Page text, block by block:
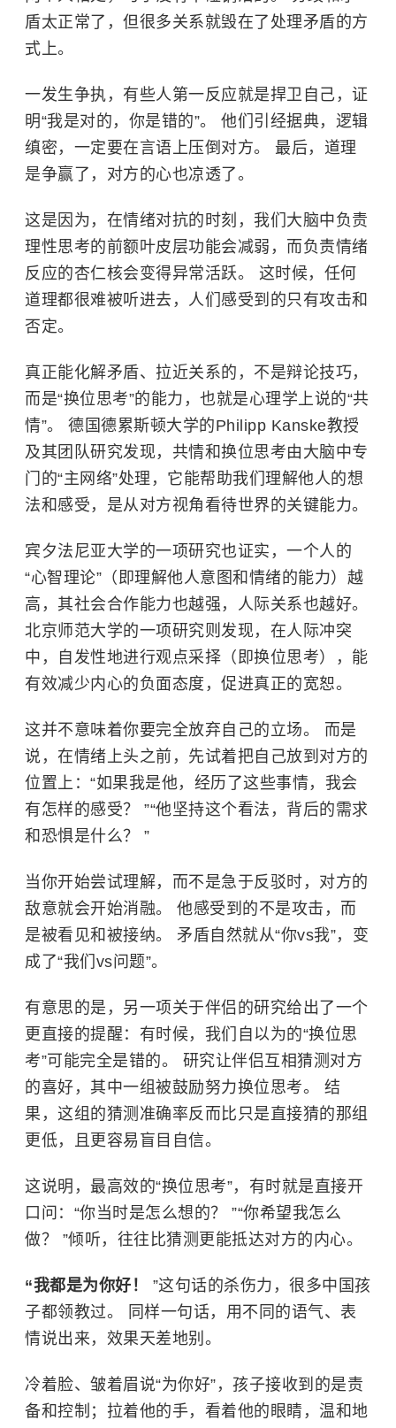
盾太正常了，但很多关系就毁在了处理矛盾的方
式上。
一发生争执，有些人第一反应就是捍卫自己，证
明“我是对的，你是错的”。 他们引经据典，逻辑
缜密，一定要在言语上压倒对方。 最后，道理
是争赢了，对方的心也凉透了。
这是因为，在情绪对抗的时刻，我们大脑中负责
理性思考的前额叶皮层功能会减弱，而负责情绪
反应的杏仁核会变得异常活跃。 这时候，任何
道理都很难被听进去，人们感受到的只有攻击和
否定。
真正能化解矛盾、拉近关系的，不是辩论技巧，
而是“换位思考”的能力，也就是心理学上说的“共
情”。 德国德累斯顿大学的Philipp Kanske教授
及其团队研究发现，共情和换位思考由大脑中专
门的“主网络”处理，它能帮助我们理解他人的想
法和感受，是从对方视角看待世界的关键能力。
宾夕法尼亚大学的一项研究也证实，一个人的
“心智理论”（即理解他人意图和情绪的能力）越
高，其社会合作能力也越强，人际关系也越好。
北京师范大学的一项研究则发现，在人际冲突
中，自发性地进行观点采择（即换位思考），能
有效减少内心的负面态度，促进真正的宽恕。
这并不意味着你要完全放弃自己的立场。 而是
说，在情绪上头之前，先试着把自己放到对方的
位置上：“如果我是他，经历了这些事情，我会
有怎样的感受？ ”“他坚持这个看法，背后的需求
和恐惧是什么？ ”
当你开始尝试理解，而不是急于反驳时，对方的
敌意就会开始消融。 他感受到的不是攻击，而
是被看见和被接纳。 矛盾自然就从“你vs我”，变
成了“我们vs问题”。
有意思的是，另一项关于伴侣的研究给出了一个
更直接的提醒：有时候，我们自以为的“换位思
考”可能完全是错的。 研究让伴侣互相猜测对方
的喜好，其中一组被鼓励努力换位思考。 结
果，这组的猜测准确率反而比只是直接猜的那组
更低，且更容易盲目自信。
这说明，最高效的“换位思考”，有时就是直接开
口问：“你当时是怎么想的？ ”“你希望我怎么
做？ ”倾听，往往比猜测更能抵达对方的内心。
“我都是为你好！ ”这句话的杀伤力，很多中国孩
子都领教过。 同样一句话，用不同的语气、表
情说出来，效果天差地别。
冷着脸、皱着眉说“为你好”，孩子接收到的是责
备和控制；拉着他的手，看着他的眼睛，温和地